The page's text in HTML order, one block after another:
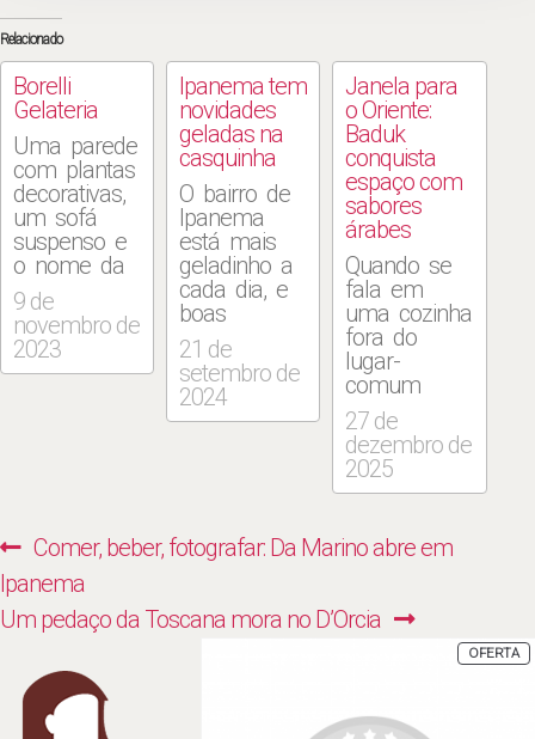
Relacionado
Borelli
Gelateria
Uma parede
com plantas
decorativas,
um sofá
suspenso e
o nome da
loja em
neon
formam o
cenário ideal
servidas em
casquinhas
feitas na
hora — e o
biscoito é o
que logo
instiga os
9 de
novembro de
2023
Ipanema tem
novidades
geladas na
casquinha
O bairro de
Ipanema
está mais
geladinho a
cada dia, e
boas
casquinhas
colorem a
região para
receber a
cremosa
Rua
21 de
setembro de
2024
Janela para
o Oriente:
Baduk
conquista
espaço com
sabores
árabes
Quando se
fala em
uma cozinha
fora do
lugar-
comum
onde
habitam os
árabes
cariocas, o
novidade
uma janela
bancos altos
27 de
dezembro de
2025
Navegação
de
Post
Previous
post:
Comer, beber, fotografar: Da Marino abre em
Ipanema
Next
Um pedaço da Toscana mora no D’Orcia
OFERTA